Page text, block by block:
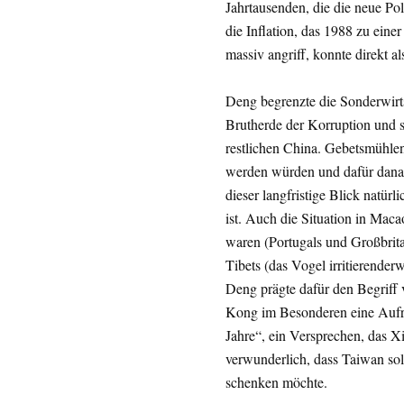
Jahrtausenden, die die neue
die Inflation, das 1988 zu
massiv angriff, konnte direkt
Deng begrenzte die
Brutherde der Korruption und
restlichen China.
werden würden und dafür
dieser langfristige Blick
ist. Auch die Situation in
waren (Portugals und
Tibets (das Vogel
Deng prägte dafür den Begriff
Kong im Besonderen eine
Jahre“, ein Versprechen, das
verwunderlich, dass Taiwan
schenken möchte.